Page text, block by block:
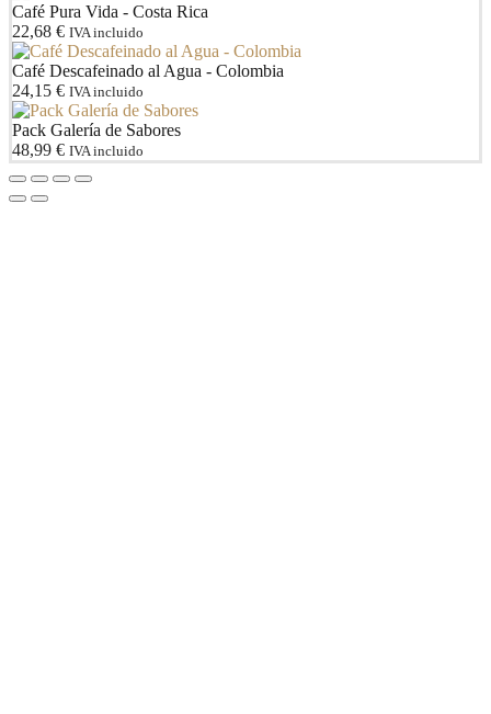
Café Pura Vida - Costa Rica
22,68 € IVA incluido
Café Descafeinado al Agua - Colombia
24,15 € IVA incluido
Pack Galería de Sabores
48,99 € IVA incluido